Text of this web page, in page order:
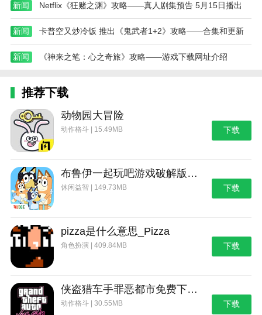
热门搜索: 世界末日生存游戏攻略破解版(世界末日生存破解版最新
野外生存的世界游戏攻略综合篇(模拟野外生存游戏大全)
新闻 Netflix《狂赌之渊》攻略——真人剧集预告 5月15日播出
新闻 卡普空又炒冷饭 推出《鬼武者1+2》攻略——合集和更新
新闻 《神来之笔：心之奇旅》攻略——游戏下载网址介绍
推荐下载
动物园大冒险
动作格斗 | 15.49MB 下载
布鲁伊一起玩吧游戏破解版_布鲁伊：一起玩吧
休闲益智 | 149.73MB 下载
pizza是什么意思_Pizza
角色扮演 | 409.84MB 下载
侠盗猎车手罪恶都市免费下载_侠盗猎车手：罪恶都市
动作格斗 | 30.55MB 下载